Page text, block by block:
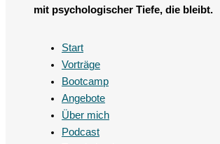
mit psychologischer Tiefe, die bleibt.
Start
Vorträge
Bootcamp
Angebote
Über mich
Podcast